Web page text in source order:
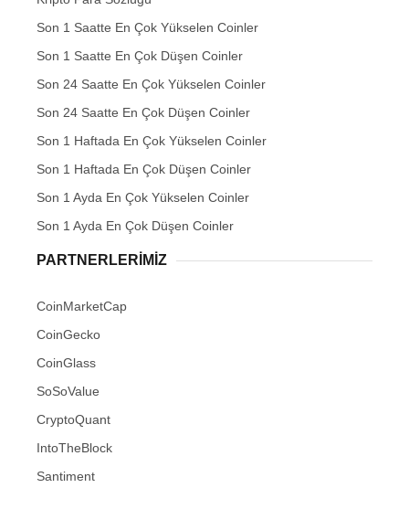
Son 1 Saatte En Çok Yükselen Coinler
Son 1 Saatte En Çok Düşen Coinler
Son 24 Saatte En Çok Yükselen Coinler
Son 24 Saatte En Çok Düşen Coinler
Son 1 Haftada En Çok Yükselen Coinler
Son 1 Haftada En Çok Düşen Coinler
Son 1 Ayda En Çok Yükselen Coinler
Son 1 Ayda En Çok Düşen Coinler
PARTNERLERIMIZ
CoinMarketCap
CoinGecko
CoinGlass
SoSoValue
CryptoQuant
IntoTheBlock
Santiment